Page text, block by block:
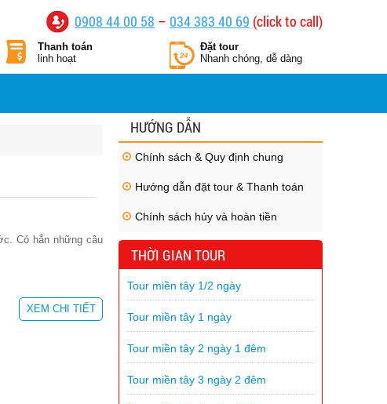
0908 44 00 58 – 034 383 40 69 (click to call)
Thanh toán
linh hoạt
Đặt tour
Nhanh chóng, dễ dàng
Có hẳn những câu
XEM CHI TIẾT
HƯỚNG DẪN
Chính sách & Quy định chung
Hướng dẫn đặt tour & Thanh toán
Chính sách hủy và hoàn tiền
THỜI GIAN TOUR
Tour miền tây 1/2 ngày
Tour miền tây 1 ngày
Tour miền tây 2 ngày 1 đêm
Tour miền tây 3 ngày 2 đêm